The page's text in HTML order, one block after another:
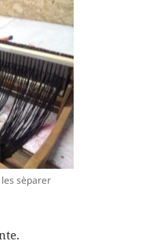
sèparer